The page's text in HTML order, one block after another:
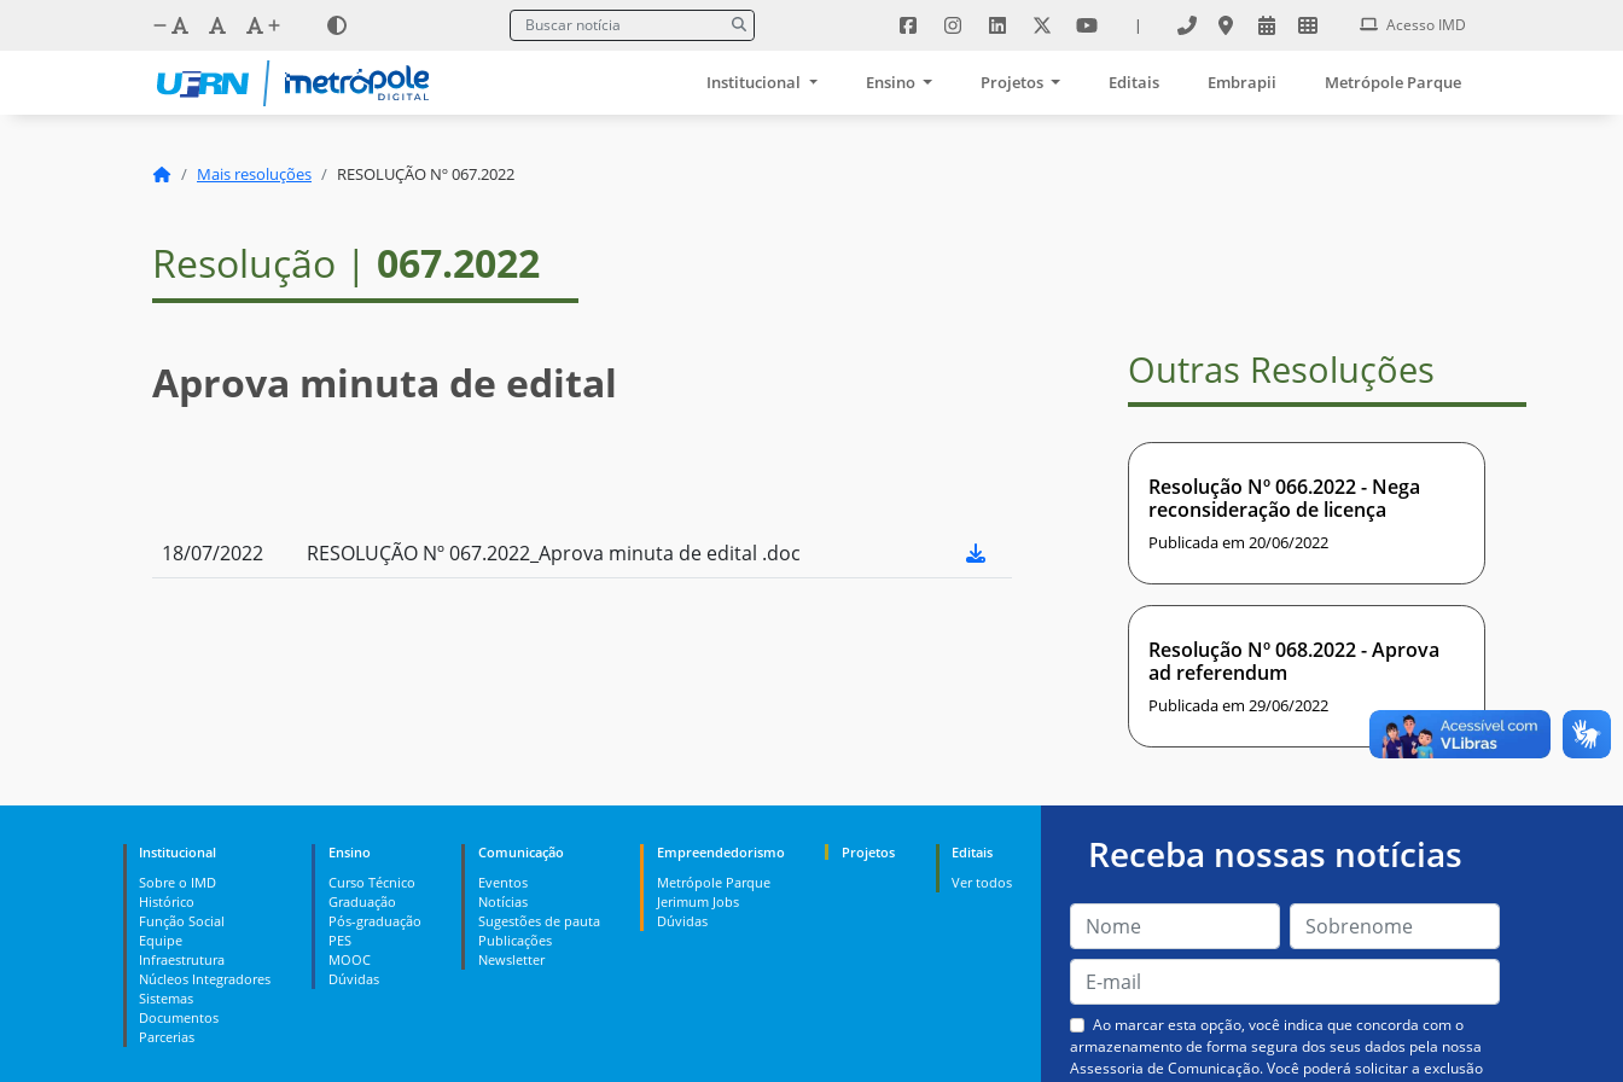
| Acesso IMD
Institucional Ensino Projetos Editais Embrapii Metrópole Parque
Mais resoluções RESOLUÇÃO Nº 067.2022
Resolução | 067.2022
Aprova minuta de edital
18/07/2022 RESOLUÇÃO Nº 067.2022_Aprova minuta de edital .doc
Outras Resoluções
Resolução Nº 066.2022 - Nega
reconsideração de licença
Publicada em 20/06/2022
Resolução Nº 068.2022 - Aprova
ad referendum
Publicada em 29/06/2022
Institucional
Sobre o IMD
Histórico
Função Social
Equipe
Infraestrutura
Núcleos Integradores
Sistemas
Documentos
Parcerias
Ensino
Curso Técnico
Graduação
Pós-graduação
PES
MOOC
Dúvidas
Comunicação
Eventos
Notícias
Sugestões de pauta
Publicações
Newsletter
Empreendedorismo
Metrópole Parque
Jerimum Jobs
Dúvidas
Projetos
Editais
Ver todos
Receba nossas notícias
Ao marcar esta opção, você indica que concorda com o
armazenamento de forma segura dos seus dados pela nossa
Assessoria de Comunicação. Você poderá solicitar a exclusão